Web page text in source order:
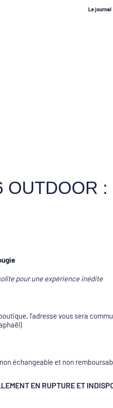
Le journal
OUTDOOR
pour une expérience inédite
l’adresse vous sera
échangeable et non
EN RUPTURE ET